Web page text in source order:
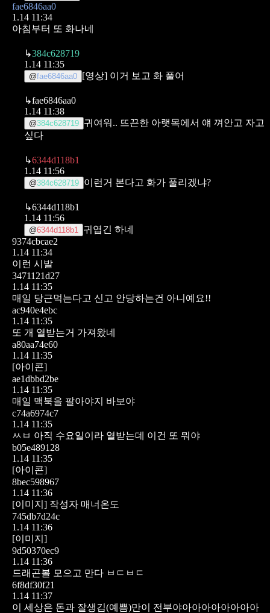
fae6846aa0
1.14 11:34
아침부터 또 화나네
↳384c628719
1.14 11:35
@fae6846aa0 [영상] 이거 보고 화 풀어
↳fae6846aa0
1.14 11:38
@384c628719 귀여워.. 뜨끈한 아랫목에서 얘 껴안고 자고
싶다
↳6344d118b1
1.14 11:56
@384c628719 이런거 본다고 화가 풀리겠냐?
↳6344d118b1
1.14 11:56
@6344d118b1
귀엽긴 하네
9374cbcae2
1.14 11:34
이런 시발
3471121d27
1.14 11:35
매일 당근먹는다고 신고 안당하는건 아니예요!!
ac940e4ebc
1.14 11:35
또 개 열받는거 가져왔네
a80aa74e60
1.14 11:35
[아이콘]
ae1dbbd2be
1.14 11:35
매일 맥북을 팔아야지 바보야
c74a6974c7
1.14 11:35
ㅆㅂ 아직 수요일이라 열받는데 이건 또 뭐야
b05e489128
1.14 11:35
[아이콘]
8bec598967
1.14 11:36
[이미지] 작성자 매너온도
745db7d24c
1.14 11:36
[이미지]
9d50370ec9
1.14 11:36
드래곤볼 모으고 만다 ㅂㄷㅂㄷ
6f8df30f21
1.14 11:37
이 세상은 돈과 잘생김(예쁨)만이 전부야아아아아아아아아